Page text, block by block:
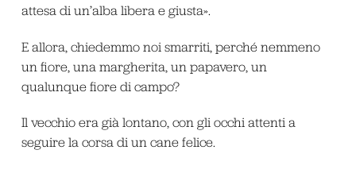
attesa di un’alba libera e giusta».
E allora, chiedemmo noi smarriti, perché nemmeno
un fiore, una margherita, un papavero, un
qualunque fiore di campo?
Il vecchio era già lontano, con gli occhi attenti a
seguire la corsa di un cane felice.